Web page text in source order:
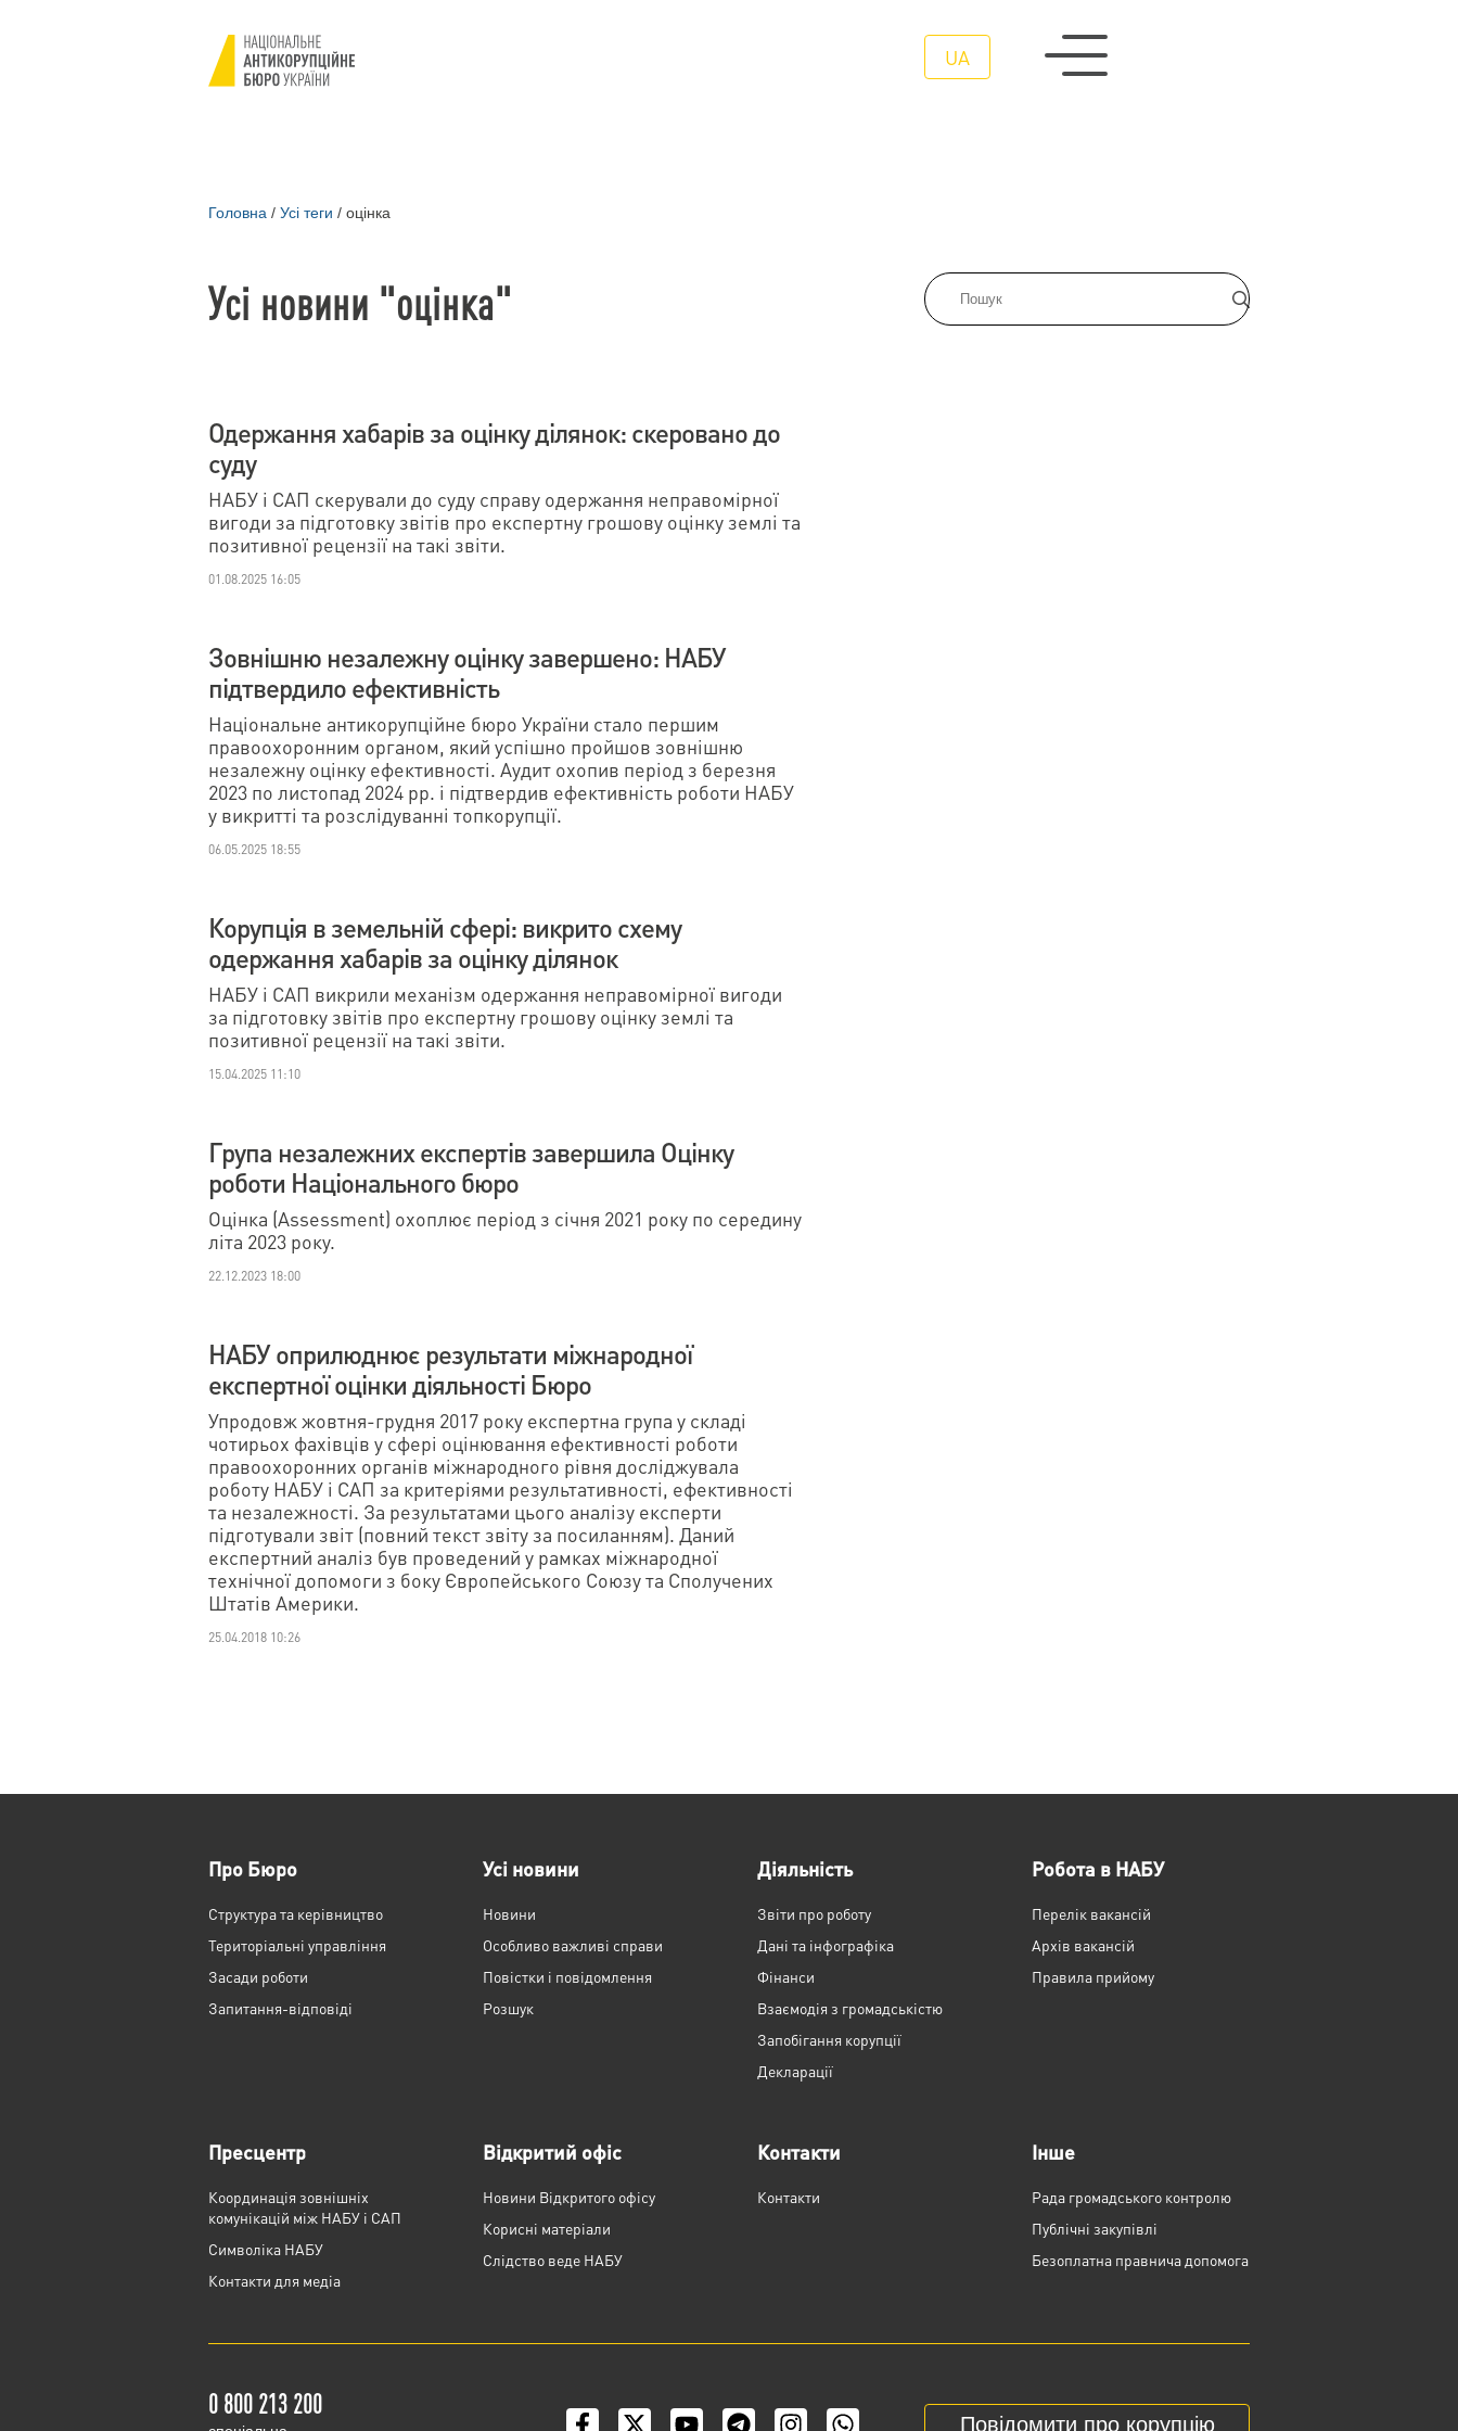
UA
Головна / Усі теги / оцінка
Усі новини "оцінка"
Одержання хабарів за оцінку ділянок: скеровано до
суду
НАБУ і САП скерували до суду справу одержання неправомірної
вигоди за підготовку звітів про експертну грошову оцінку землі та
позитивної рецензії на такі звіти.
01.08.2025 16:05
Зовнішню незалежну оцінку завершено: НАБУ
підтвердило ефективність
Національне антикорупційне бюро України стало першим
правоохоронним органом, який успішно пройшов зовнішню
незалежну оцінку ефективності. Аудит охопив період з березня
2023 по листопад 2024 рр. і підтвердив ефективність роботи НАБУ
у викритті та розслідуванні топкорупції.
06.05.2025 18:55
Корупція в земельній сфері: викрито схему
одержання хабарів за оцінку ділянок
НАБУ і САП викрили механізм одержання неправомірної вигоди
за підготовку звітів про експертну грошову оцінку землі та
позитивної рецензії на такі звіти.
15.04.2025 11:10
Група незалежних експертів завершила Оцінку
роботи Національного бюро
Оцінка (Assessment) охоплює період з січня 2021 року по середину
літа 2023 року.
22.12.2023 18:00
НАБУ оприлюднює результати міжнародної
експертної оцінки діяльності Бюро
Упродовж жовтня-грудня 2017 року експертна група у складі
чотирьох фахівців у сфері оцінювання ефективності роботи
правоохоронних органів міжнародного рівня досліджувала
роботу НАБУ і САП за критеріями результативності, ефективності
та незалежності. За результатами цього аналізу експерти
підготували звіт (повний текст звіту за посиланням). Даний
експертний аналіз був проведений у рамках міжнародної
технічної допомоги з боку Європейського Союзу та Сполучених
Штатів Америки.
25.04.2018 10:26
Про Бюро
Структура та керівництво
Територіальні управління
Засади роботи
Запитання-відповіді
Усі новини
Новини
Особливо важливі справи
Повістки і повідомлення
Розшук
Діяльність
Звіти про роботу
Дані та інфографіка
Фінанси
Взаємодія з громадськістю
Запобігання корупції
Декларації
Робота в НАБУ
Перелік вакансій
Архів вакансій
Правила прийому
Пресцентр
Координація зовнішніх
комунікацій між НАБУ і САП
Cимволіка НАБУ
Контакти для медіа
Відкритий офіс
Новини Відкритого офісу
Корисні матеріали
Слідство веде НАБУ
Контакти
Контакти
Інше
Рада громадського контролю
Публічні закупівлі
Безоплатна правнича допомога
0 800 213 200
Повідомити про корупцію